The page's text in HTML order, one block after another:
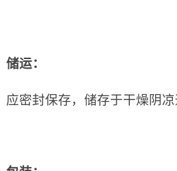
储运：
应密封保存，储存于干燥阴